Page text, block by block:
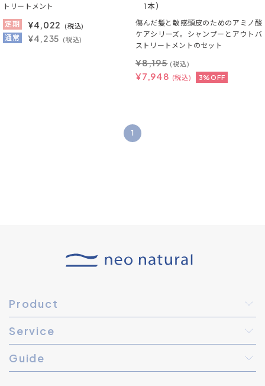
トリートメント
定期
¥4,022 (税込)
通常 ¥4,235 (税込)
1本）
傷んだ髪と敏感頭皮のためのアミノ酸
ケアシリーズ。シャンプーとアウトバ
ストリートメントのセット
¥7,948 (税込) 3%OFF
¥8,195 (税込)
1
Product
Service
Guide